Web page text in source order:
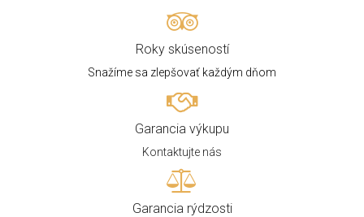
Roky skúseností
Snažíme sa zlepšovať každým dňom
Garancia výkupu
Kontaktujte nás
Garancia rýdzosti